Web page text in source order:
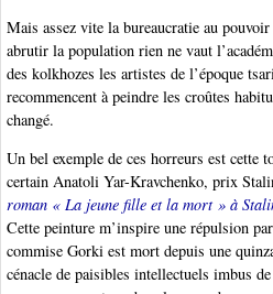
Mais assez vite la bureaucratie au
abrutir la population rien ne vaut
des kolkhozes les artistes de l’époque
recommencent à peindre les croûtes
changé.
Un bel exemple de ces horreurs est cette
certain Anatoli Yar-Kravchenko, prix
roman « La jeune fille et la mort » à
Cette peinture m’inspire une répulsion
commise Gorki est mort depuis une
cénacle de paisibles intellectuels imbus